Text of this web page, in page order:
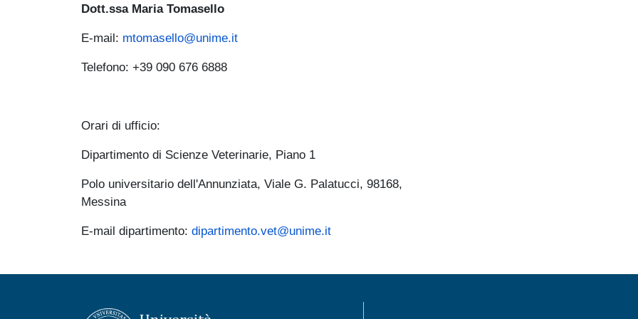
Dott.ssa Maria Tomasello
E-mail: mtomasello@unime.it
Telefono: +39 090 676 6888
Orari di ufficio:
Dipartimento di Scienze Veterinarie, Piano 1
Polo universitario dell'Annunziata, Viale G. Palatucci, 98168,
Messina
E-mail dipartimento: dipartimento.vet@unime.it